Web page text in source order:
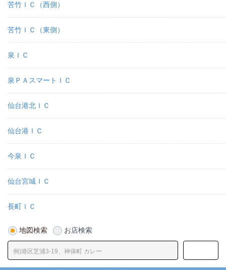
苦竹ＩＣ（西側）
苦竹ＩＣ（東側）
泉ＩＣ
泉ＰＡスマートＩＣ
仙台港北ＩＣ
仙台港ＩＣ
今泉ＩＣ
仙台宮城ＩＣ
長町ＩＣ
地図検索 お店検索